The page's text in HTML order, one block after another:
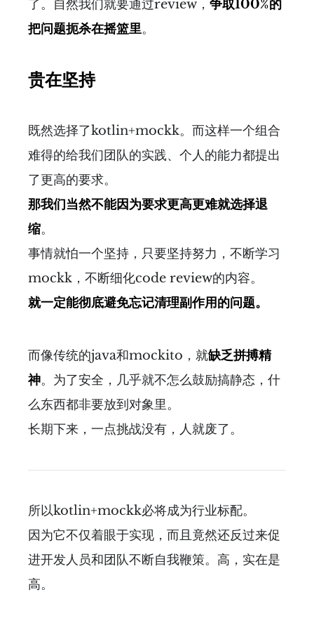
了。自然我们就要通过review， 争取100%的
把问题扼杀在摇篮里。
贵在坚持
既然选择了kotlin+mockk。而这样一个组合
难得的给我们团队的实践、个人的能力都提出
了更高的要求。
那我们当然不能因为要求更高更难就选择退
缩。
事情就怕一个坚持，只要坚持努力，不断学习
mockk，不断细化code review的内容。
就一定能彻底避免忘记清理副作用的问题。
而像传统的java和mockito，就缺乏拼搏精
神。为了安全，几乎就不怎么鼓励搞静态，什
么东西都非要放到对象里。
长期下来，一点挑战没有，人就废了。
所以kotlin+mockk必将成为行业标配。
因为它不仅着眼于实现，而且竟然还反过来促
进开发人员和团队不断自我鞭策。高，实在是
高。